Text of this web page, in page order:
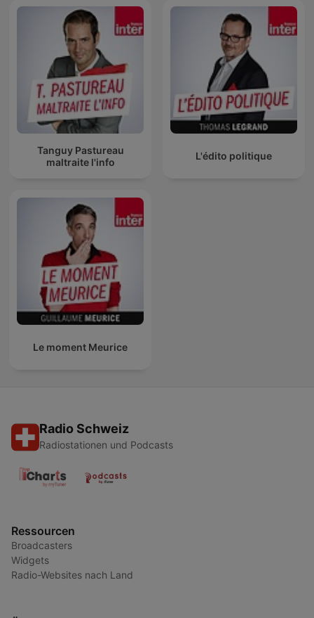
Tanguy Pastureau
maltraite l'info
L'édito politique
Le moment Meurice
Radio Schweiz
Radiostationen und Podcasts
Ressourcen
Broadcasters
Widgets
Radio-Websites nach Land